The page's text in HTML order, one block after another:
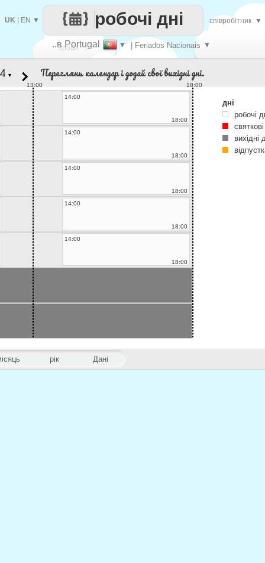
Зроби
..в Portugal ▼ | Feriados Nacionais ▼
робочі дні
UK EN ▼ співробітник ▼
рік Дані
▼ Переглянь календар і додай свої вихідні дні.
13:00
18:00
14:00
18:00
14:00
18:00
14:00
18:00
14:00
18:00
14:00
18:00
дні
робочі
вихідні